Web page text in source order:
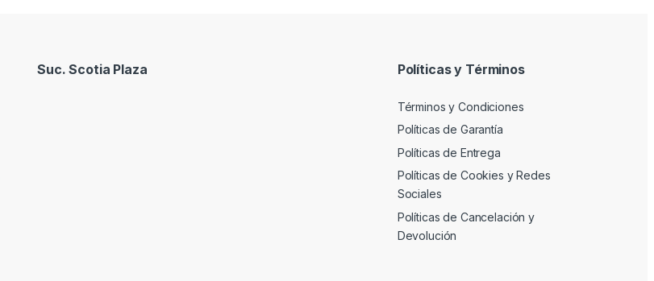
Suc. Scotia Plaza Políticas y Términos
Términos y Condiciones
Políticas de Garantía
Políticas de Entrega
Políticas de Cookies y Redes
Sociales
Políticas de Cancelación y
Devolución